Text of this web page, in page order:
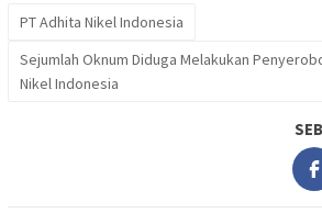
PT Adhita Nikel Indonesia
Sejumlah Oknum Diduga Melakukan
Nikel Indonesia